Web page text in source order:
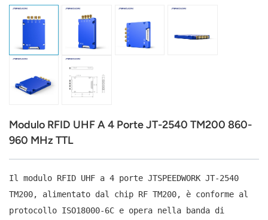
Türk
Tiếng Việt
norsk
Modulo RFID UHF A 4 Porte JT-2540 TM200 860-
960 MHz TTL
Il modulo RFID UHF a 4 porte JTSPEEDWORK JT-2540
TM200, alimentato dal chip RF TM200, è conforme al
protocollo ISO18000-6C e opera nella banda di